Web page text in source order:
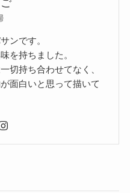
ンです。
を持ちました。
切持ち合わせてなく、
面白いと思って描いて